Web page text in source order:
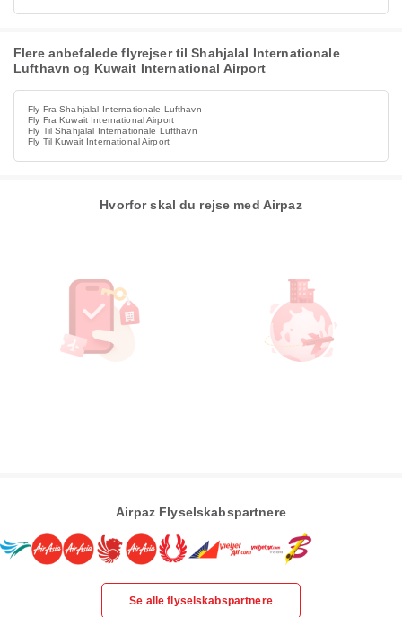
Flere anbefalede flyrejser til Shahjalal Internationale
Lufthavn og Kuwait International Airport
Fly Fra Shahjalal Internationale Lufthavn
Fly Fra Kuwait International Airport
Fly Til Shahjalal Internationale Lufthavn
Fly Til Kuwait International Airport
Hvorfor skal du rejse med Airpaz
Airpaz Flyselskabspartnere
Se alle flyselskabspartnere